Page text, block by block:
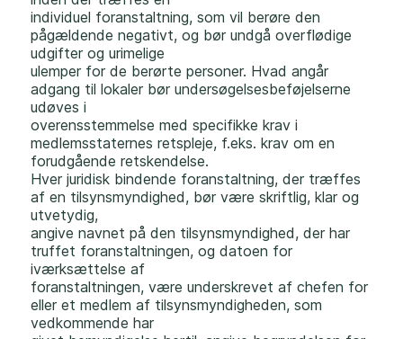
individuel foranstaltning, som vil berøre den
pågældende negativt, og bør undgå overflødige
udgifter og urimelige
ulemper for de berørte personer. Hvad angår
adgang til lokaler bør undersøgelsesbeføjelserne
udøves i
overensstemmelse med specifikke krav i
medlemsstaternes retspleje, f.eks. krav om en
forudgående retskendelse.
Hver juridisk bindende foranstaltning, der træffes
af en tilsynsmyndighed, bør være skriftlig, klar og
utvetydig,
angive navnet på den tilsynsmyndighed, der har
truffet foranstaltningen, og datoen for
iværksættelse af
foranstaltningen, være underskrevet af chefen for
eller et medlem af tilsynsmyndigheden, som
vedkommende har